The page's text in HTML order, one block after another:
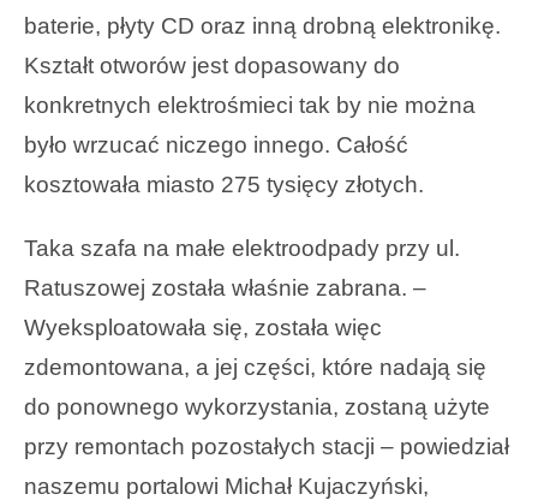
baterie, płyty CD oraz inną drobną elektronikę.
Kształt otworów jest dopasowany do
konkretnych elektrośmieci tak by nie można
było wrzucać niczego innego. Całość
kosztowała miasto 275 tysięcy złotych.
Taka szafa na małe elektroodpady przy ul.
Ratuszowej została właśnie zabrana. –
Wyeksploatowała się, została więc
zdemontowana, a jej części, które nadają się
do ponownego wykorzystania, zostaną użyte
przy remontach pozostałych stacji – powiedział
naszemu portalowi Michał Kujaczyński,